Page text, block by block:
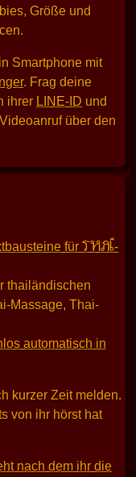
Größe und
Smartphone mit
. Frag deine
ihrer LINE-ID und
über den
für THAI-
thailändischen
Massage, Thai-
automatisch in
kurzer Zeit melden.
von ihr hörst hat
nach dem ihr die